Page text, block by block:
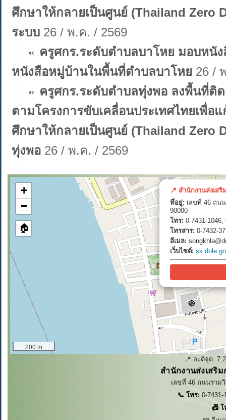
ศึกษาให้กลายเป็นศูนย์ (Thailand Zero
ระบบ 26 / พ.ค. / 2569
ครูศกร.ระดับตำบลบาโหย มอบห
หนังสือหมู่บ้านในพื้นที่ตำบลบาโหย 26 /
ครูศกร.ระดับตำบลทุ่งพอ ลงพื้นที่ติ
ตามโครงการขับเคลื่อนประเทศไทยเพื่
ศึกษาให้กลายเป็นศูนย์ (Thailand Zero
ทุ่งพอ 26 / พ.ค. / 2569
📍 สำนักงานส่งเส
ที่อยู่: เลขที่ 46 ถน
90000
โทร: 0-7431-1046,
โทรสาร: 0-7432-
อีเมล:
เว็บไซต์:
+
−
🏠
200 m
📍 ละติจูด:
สำนักงานส่งเสริ
เลขที่ 46 ถนนราม
📞 โทร:0-7431-
📠 โ